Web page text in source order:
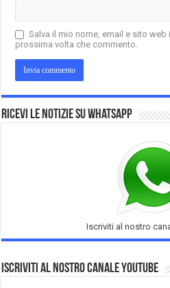
Salva il mio nome, email e sito
prossima volta che commento.
Ricevi le notizie su Whatsapp
Iscriviti al nostro
Iscriviti al nostro Canale Youtube